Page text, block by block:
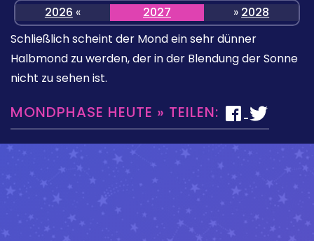
2026 « 2027 » 2028
Schließlich scheint der Mond ein sehr dünner
Halbmond zu werden, der in der Blendung der Sonne
nicht zu sehen ist.
MONDPHASE HEUTE » TEILEN: